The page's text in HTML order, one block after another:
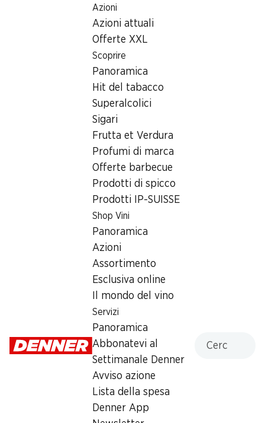
Azioni
Azioni attuali
Offerte XXL
Scoprire
Panoramica
Hit del tabacco
Superalcolici
Sigari
Frutta et Verdura
Profumi di marca
Offerte barbecue
Prodotti di spicco
Prodotti IP-SUISSE
Shop Vini
Panoramica
Azioni
Assortimento
Esclusiva online
Il mondo del vino
Servizi
Panoramica
Abbonatevi al
Settimanale Denner
Avviso azione
Lista della spesa
Denner App
Ricerca di filiale
Filiale Denner Rue Daniel-Jeanrichard 23, 2300 La Chaux-
2300 La Chaux-de-Fonds,
Centre Métropole
Rue Daniel-Jeanrichard 23, 2300 La Chaux-de-
Orari di apertura